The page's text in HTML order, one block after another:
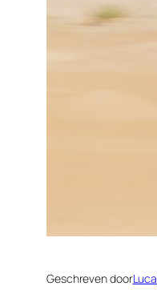
Geschreven doorLuca